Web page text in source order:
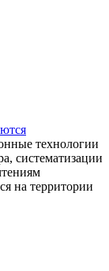
технологии
систематизации
на территории